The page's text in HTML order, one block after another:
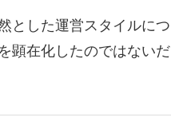
とした運営スタイルにつ
顕在化したのではないだ